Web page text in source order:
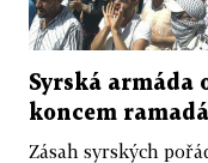
Syrská
koncem
Zásah syrských